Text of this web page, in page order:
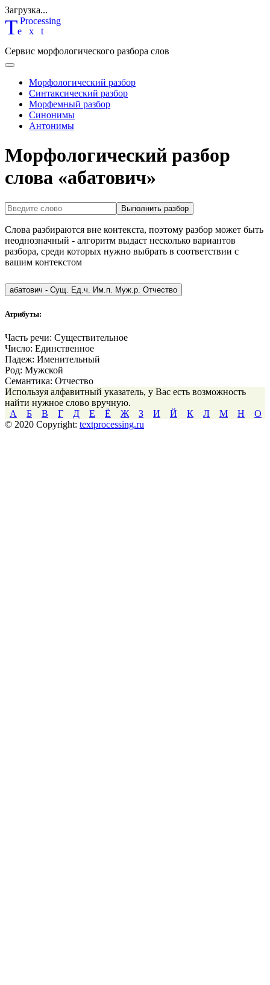
Загрузка...
Text
Processing
Сервис морфологического разбора слов
Морфологический разбор
Синтаксический разбор
Морфемный разбор
Синонимы
Антонимы
Морфологический разбор
слова «абатович»
Выполнить разбор
Слова разбираются вне контекста, поэтому разбор может быть
неоднозначный - алгоритм выдаст несколько вариантов
разбора, среди которых нужно выбрать в соответствии с
вашим контекстом
абатович - Сущ. Ед.ч. Им.п. Муж.р. Отчество
Атрибуты:
Часть речи: Существительное
Число: Единственное
Падеж: Именительный
Род: Мужской
Семантика: Отчество
Используя алфавитный указатель, у Вас есть возможность
найти нужное слово вручную.
А
Б В Г Д Е Ё Ж З И Й К Л М Н
О
© 2020 Copyright: textprocessing.ru